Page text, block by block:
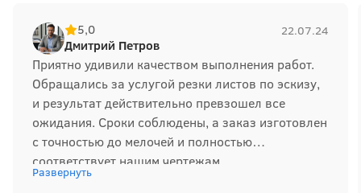
5,0
Дмитрий Петров
22.07.24
Приятно удивили качеством выполнения работ.
Обращались за услугой резки листов по эскизу,
и результат действительно превзошел все
ожидания. Сроки соблюдены, а заказ изготовлен
с точностью до мелочей и полностью
соответствует нашим чертежам.
Профессионализм ощущается на каждом этапе –
Развернуть